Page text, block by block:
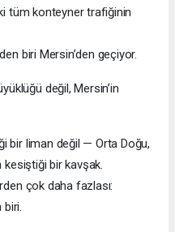
tüm konteyner trafiğinin
biri Mersin’den geçiyor.
değil, Mersin’in
bir liman değil — Orta Doğu,
kesiştiği bir kavşak.
çok daha fazlası:
biri.